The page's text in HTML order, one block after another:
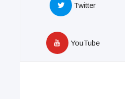
Twitter
YouTube